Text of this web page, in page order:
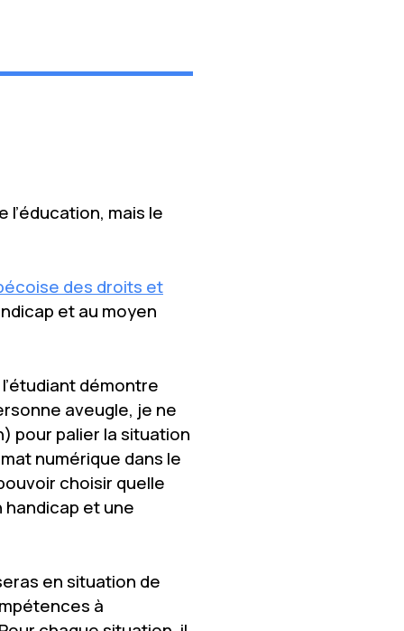
l’éducation, mais le
des droits et
et au moyen
démontre
aveugle, je ne
pour palier la situation
numérique dans le
choisir quelle
handicap et une
en situation de
à